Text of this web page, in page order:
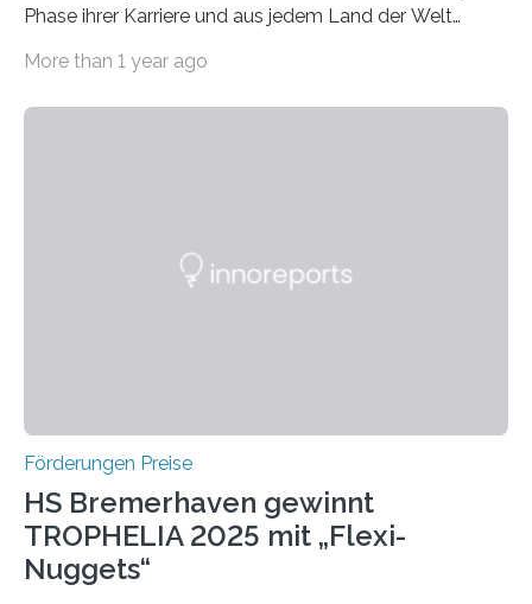
Phase ihrer Karriere und aus jedem Land der Welt
Leben gerufen, um die bemerkenswertesten
Foundation, des BIAL Award in Biomedicine ist in
More than 1 year ago
Förderungen Preise
HS Bremerhaven gewinnt
TROPHELIA 2025 mit „Flexi-
Nuggets“